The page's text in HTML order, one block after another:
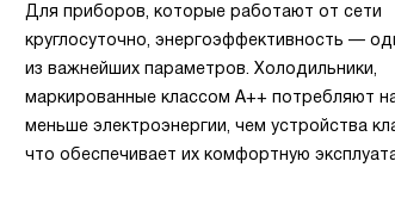
Для приборов, которые работают от сети
круглосуточно, энергоэффективность —
из важнейших параметров. Холодильники,
маркированные классом A++ потребляют
меньше электроэнергии, чем устройства
что обеспечивает их комфортную